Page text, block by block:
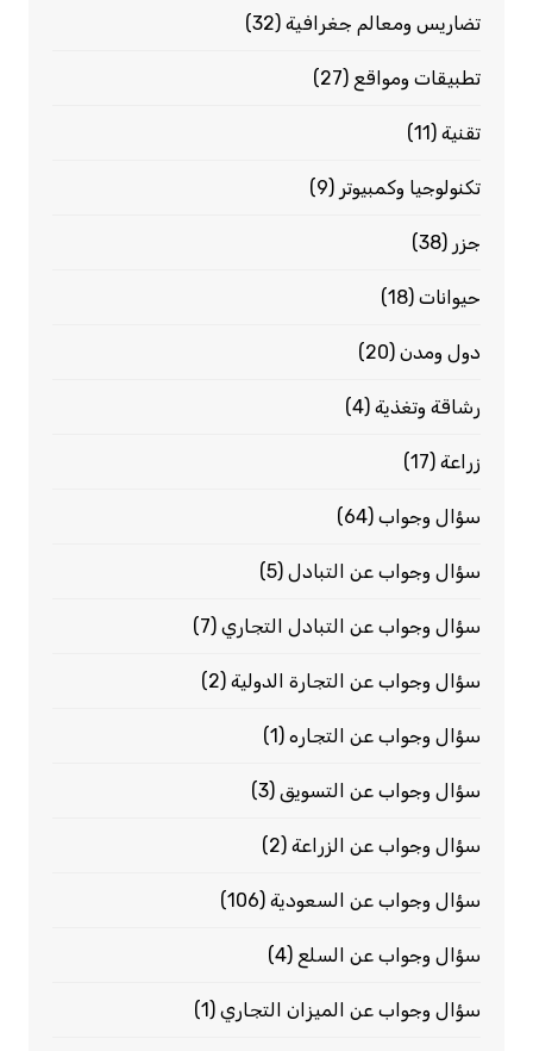
تضاريس ومعالم جغرافية(32)
تطبيقات ومواقع (27)
تقنية(11)
تكنولوجيا وكمبيوتر (9)
جزر (38)
حيوانات(18)
دول ومدن(20)
رشاقة وتغذية(4)
زراعة(17)
سؤال وجواب(64)
سؤال وجواب عن التبادل(5)
سؤال وجواب عن التبادل التجاري(7)
سؤال وجواب عن التجارة الدولية(2)
سؤال وجواب عن التجاره(1)
سؤال وجواب عن التسويق (3)
سؤال وجواب عن الزراعة(2)
سؤال وجواب عن السعودية(106)
سؤال وجواب عن السلع (4)
سؤال وجواب عن الميزان التجاري(1)